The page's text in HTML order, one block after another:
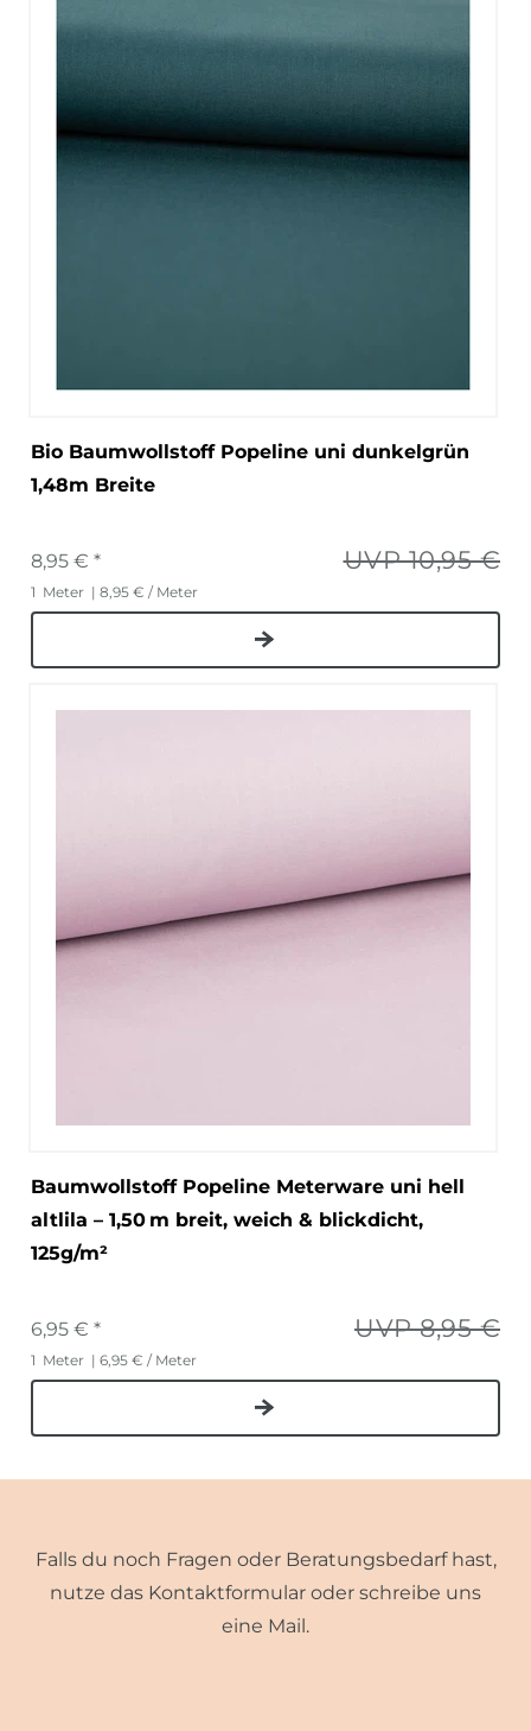
Bio Baumwollstoff Popeline uni dunkelgrün
1,48m Breite
UVP 10,95 €
8,95 € *
1 Meter | 8,95 € / Meter
Baumwollstoff Popeline Meterware uni hell
altlila – 1,50 m breit, weich & blickdicht,
125g/m²
UVP 8,95 €
6,95 € *
1 Meter | 6,95 € / Meter
Falls du noch Fragen oder Beratungsbedarf hast,
nutze das Kontaktformular oder schreibe uns
eine Mail.